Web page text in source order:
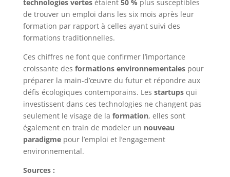
technologies vertesétaient 50 % plus susceptibles
de trouver un emploi dans les six mois après leur
formation par rapport à celles ayant suivi des
formations traditionnelles.
Ces chiffres ne font que confirmer l’importance
croissante des formations environnementalespour
préparer la main-d’œuvre du futur et répondre aux
défis écologiques contemporains. Les startupsqui
investissent dans ces technologies ne changent pas
seulement le visage de la formation, elles sont
également en train de modeler un nouveau
paradigmepour l’emploi et l’engagement
environnemental.
Sources :